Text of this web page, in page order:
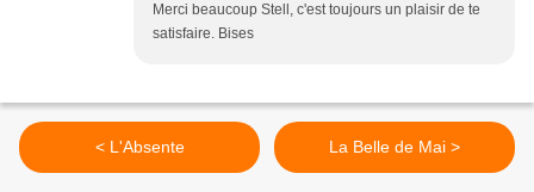
Merci beaucoup Stell, c'est toujours un plaisir de te
satisfaire. Bises
< L'Absente La Belle de Mai >